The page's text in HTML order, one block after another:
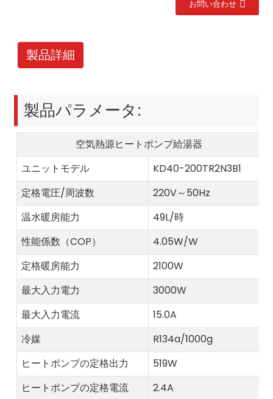
お問い合わせ
製品詳細
製品パラメータ:
空気熱源ヒートポンプ給湯器
ユニットモデル
KD40-200TR2N3B1
定格電圧/周波数
220V～50Hz
温水暖房能力
49L/時
性能係数（COP）
4.05W/W
定格暖房能力
2100W
最大入力電力
3000W
最大入力電流
15.0A
冷媒
R134a/1000g
ヒートポンプの定格出力
519W
ヒートポンプの定格電流
2.4A